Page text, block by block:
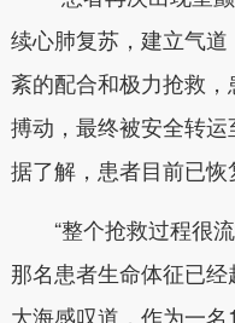
续心肺复苏，建立气
紊的配合和极力抢救
搏动，最终被安全转运
据了解，患者目前已恢
“整个抢救过程很流
那名患者生命体征已
大海感叹道，作为一